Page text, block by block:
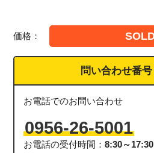
価格：
問い合わせ番号
お電話でのお問い合わせ
0956-26-5001
お電話の受付時間：8:30～17:30